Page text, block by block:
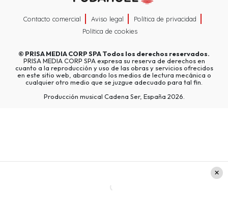
Contacto comercial Aviso legal
Política de privacidad
Política de cookies
© PRISA MEDIA CORP SPATodos los derechos reservados.
PRISA MEDIA CORP SPA expresa su reserva de derechos en
cuanto a la reproducción y uso de las obras y servicios ofrecidos
en este sitio web, abarcando los medios de lectura mecánica o
cualquier otro medio que se juzgue adecuado para tal fin.
Producción musical Cadena Ser, España 2026.